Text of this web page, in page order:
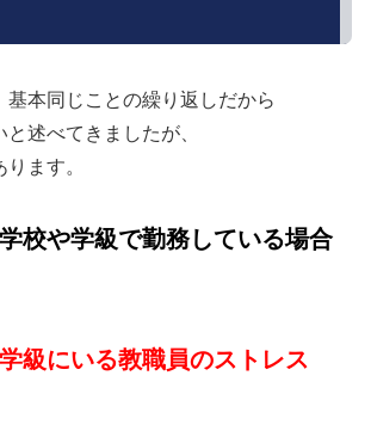
基本同じことの繰り返しだから
述べてきましたが、
ます。
校や学級で勤務している場合
級にいる教職員のストレス